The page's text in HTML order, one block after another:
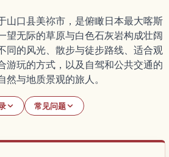
山口县美祢市，是俯瞰日本最大喀斯
望无际的草原与白色石灰岩构成壮阔
同的风光、散步与徒步路线、适合观
游玩的方式，以及自驾和公共交通的
与地质景观的旅人。
常见问题